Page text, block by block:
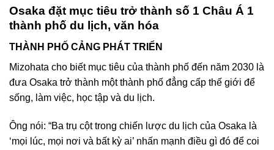
Osaka đặt mục tiêu trở thành số 1 Châu Á 1
thành phố du lịch, văn hóa
THÀNH PHỐ CẢNG PHÁT TRIỂN
Mizohata cho biết mục tiêu của thành phố đến năm 2030 là
đưa Osaka trở thành một thành phố đẳng cấp thế giới để
sống, làm việc, học tập và du lịch.
Ông nói: “Ba trụ cột trong chiến lược du lịch của Osaka là
‘mọi lúc, mọi nơi và bất kỳ ai’ nhấn mạnh điều gì đó để coi